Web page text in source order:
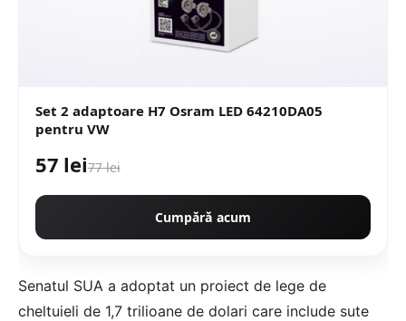
Set 2 adaptoare H7 Osram LED 64210DA05
pentru VW
57 lei77 lei
Cumpără acum
Senatul SUA a adoptat un proiect de lege de
cheltuieli de 1,7 trilioane de dolari care include sute